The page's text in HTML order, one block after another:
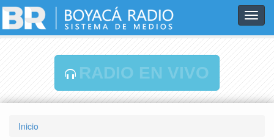
RADIO EN VIVO
Inicio